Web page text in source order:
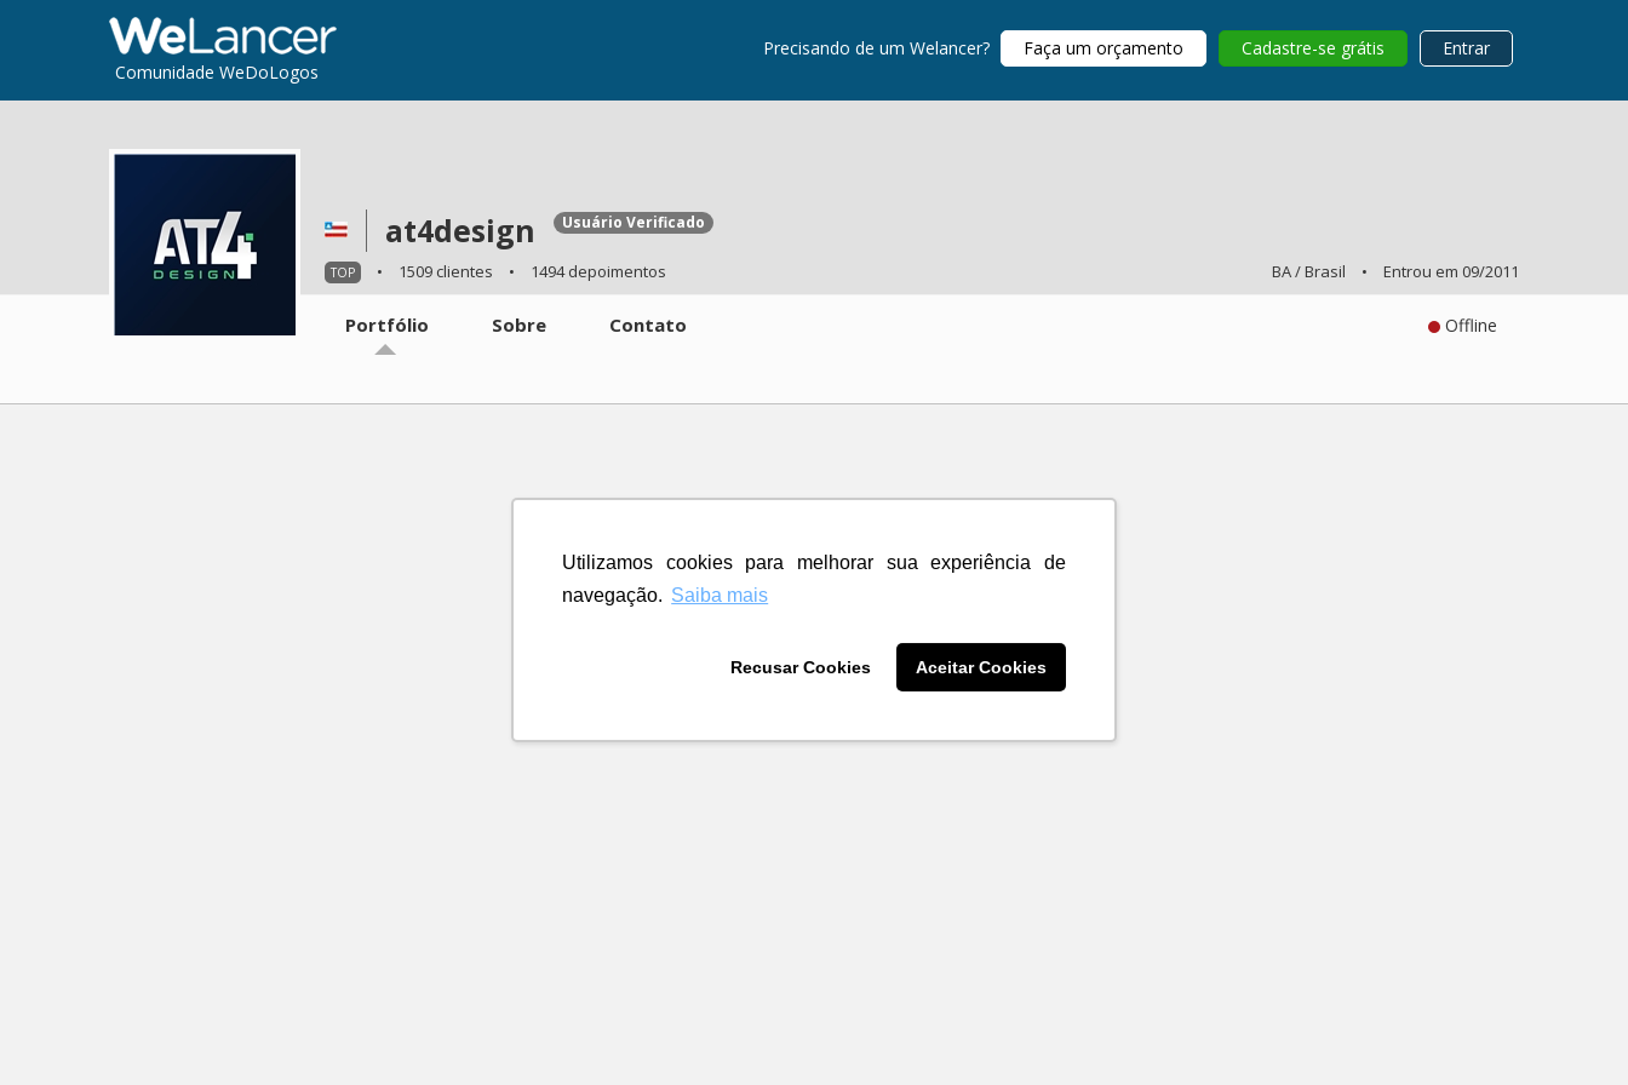
Utilizamos cookies para melhorar sua experiência de
navegação. Saiba mais
Recusar Cookies Aceitar Cookies
Comunidade WeDoLogos
Precisando de um Welancer? Faça um orçamento Cadastre-se grátis Entrar
at4design Usuário Verificado
TOP • 1509 clientes • 1494 depoimentos BA / Brasil • Entrou em 09/2011
Portfólio Sobre Contato Offline